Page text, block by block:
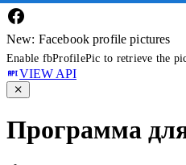
New: Facebook profile pictures
Enable fbProfilePic to retrieve the
VIEW API
Программа